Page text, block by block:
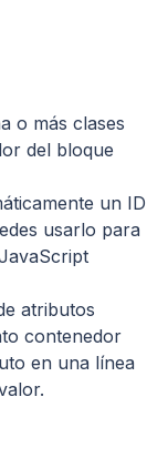
o más clases
del bloque
un ID
usarlo para
atributos
contenedor
en una línea